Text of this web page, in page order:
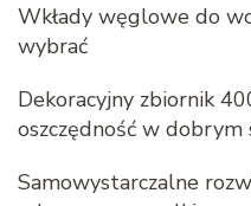
Wkłady węglowe do
wybrać
Dekoracyjny zbiornik
oszczędność w
Samowystarczalne